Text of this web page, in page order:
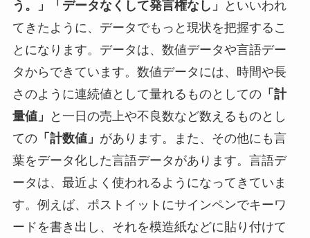
う。」「データなくして発言権なし」
といいわれ
てきたように、データでもっと現状を把握するこ
とになります。データは、数値データや言語デー
タからできています。数値データには、時間や長
さのように連続値として量れるものとしての「計
量値」
と一日の売上や不良数など数えるものとし
ての「計数値」 があります。また、その他にも言
葉をデータ化した言語データがあります。言語デ
ータは、最近よく使われるようになってきていま
す。例えば、ポストイットにサインペンでキーワ
ードを書き出し、それを模造紙などに貼り付けて